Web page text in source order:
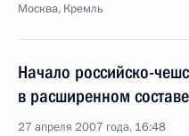
Москва, Кремль
Начало российско-
в расширенном составе
27 апреля 2007 года, 16:48